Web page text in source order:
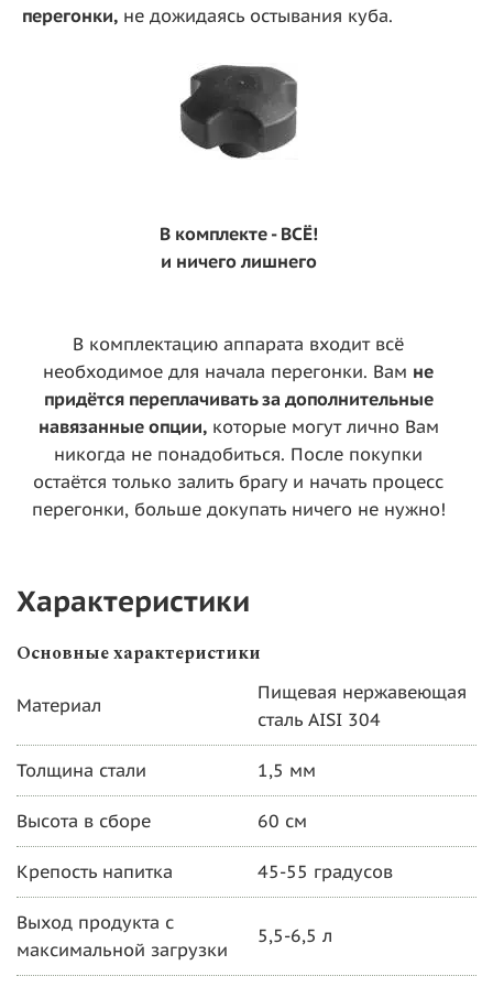
перегонки, не дожидаясь остывания куба.
В комплекте - ВСЁ!
и ничего лишнего
В комплектацию аппарата входит всё
необходимое для начала перегонки. Вам не
придётся переплачивать за дополнительные
навязанные опции,которые могут лично Вам
никогда не понадобиться. После покупки
остаётся только залить брагу и начать процесс
перегонки, больше докупать ничего не нужно!
Характеристики
Основные характеристики
Материал
Пищевая нержавеющая
сталь AISI 304
Толщина стали 1,5 мм
Высота в сборе 60 см
Крепость напитка 45-55 градусов
Выход продукта с
максимальной загрузки
5,5-6,5 л